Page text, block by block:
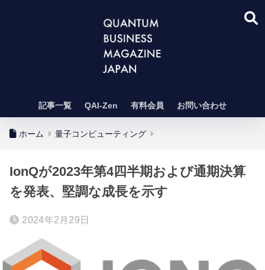
記事一覧 QAI-Zen 有料会員 お問い合わせ
ホーム 量子コンピューティング
IonQが2023年第4四半期および通期決算
を発表、堅調な成長を示す
2024年2月29日